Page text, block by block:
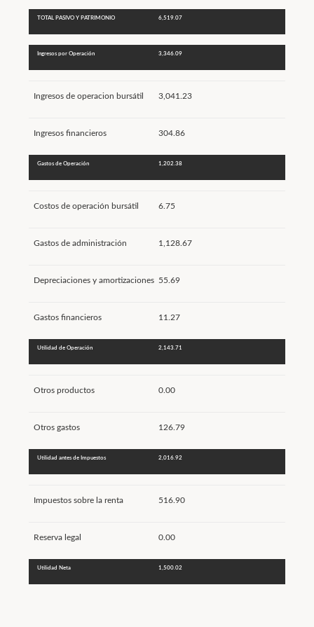
TOTAL PASIVO Y PATRIMONIO 6,519.07
Ingresos por Operación 3,346.09
Ingresos de operacion bursátil 3,041.23
Ingresos financieros 304.86
Gastos de Operación 1,202.38
Costos de operación bursátil 6.75
Gastos de administración 1,128.67
Depreciaciones y amortizaciones 55.69
Gastos financieros 11.27
Utilidad de Operación 2,143.71
Otros productos 0.00
Otros gastos 126.79
Utilidad antes de Impuestos 2,016.92
Impuestos sobre la renta 516.90
Reserva legal 0.00
Utilidad Neta 1,500.02